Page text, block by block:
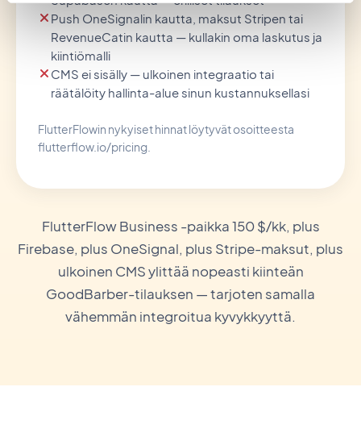
Push OneSignalin kautta, maksut Stripen tai
RevenueCatin kautta — kullakin oma laskutus ja
kiintiömalli
CMS ei sisälly — ulkoinen integraatio tai
räätälöity hallinta-alue sinun kustannuksellasi
FlutterFlowin nykyiset hinnat löytyvät osoitteesta
flutterflow.io/pricing.
FlutterFlow Business -paikka 150 $/kk, plus
Firebase, plus OneSignal, plus Stripe-maksut, plus
ulkoinen CMS ylittää nopeasti kiinteän
GoodBarber-tilauksen — tarjoten samalla
vähemmän integroitua kyvykkyyttä.